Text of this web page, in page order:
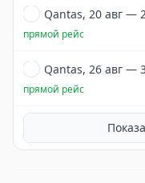
Qantas, 20 авг —
прямой рейс
Qantas, 26 авг —
прямой рейс